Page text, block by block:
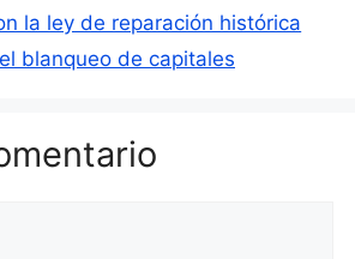
la ley de reparación histórica
blanqueo de capitales